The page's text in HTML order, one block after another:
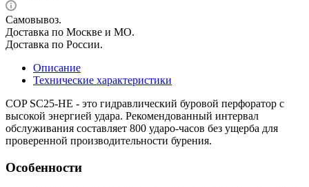
Самовывоз.
Доставка по Москве и МО.
Доставка по России.
Описание
Технические характеристики
COP SC25-HE - это гидравлический буровой перфоратор с
высокой энергией удара. Рекомендованный интервал
обслуживания составляет 800 ударо-часов без ущерба для
проверенной производительности бурения.
Особенности